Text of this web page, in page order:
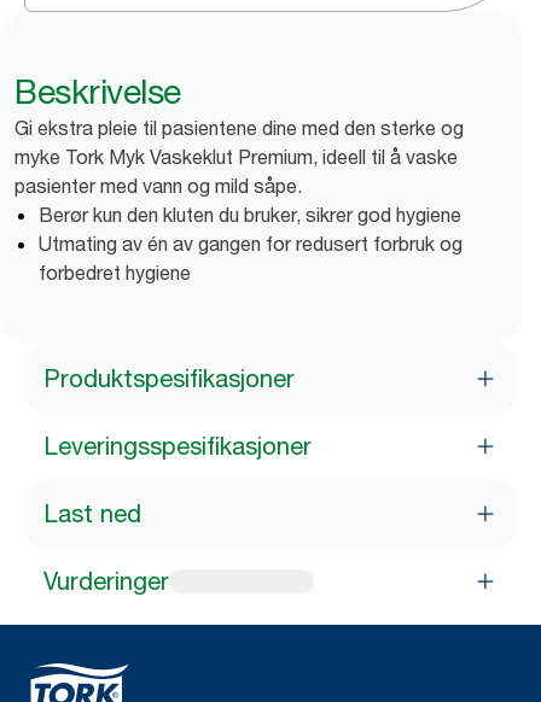
Beskrivelse
Gi ekstra pleie til pasientene dine med den sterke og
myke Tork Myk Vaskeklut Premium, ideell til å vaske
pasienter med vann og mild såpe.
Berør kun den kluten du bruker, sikrer god hygiene
Utmating av én av gangen for redusert forbruk og
forbedret hygiene
Produktspesifikasjoner
Leveringsspesifikasjoner
Last ned
Vurderinger